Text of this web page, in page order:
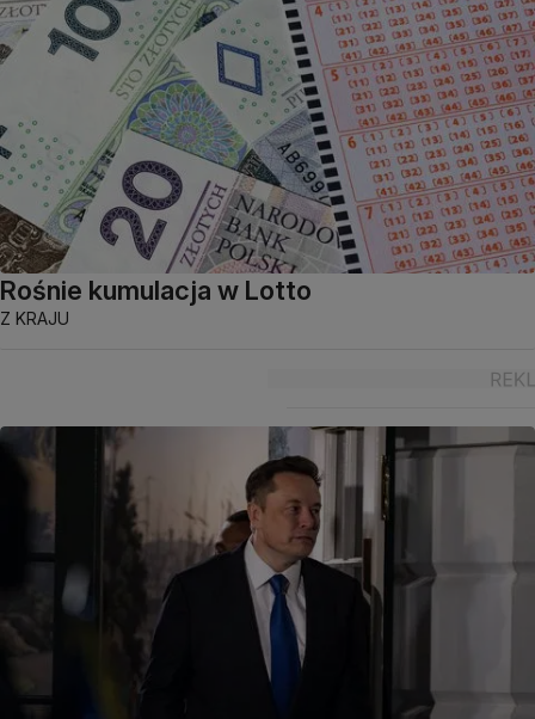
Rośnie kumulacja w Lotto
Z KRAJU